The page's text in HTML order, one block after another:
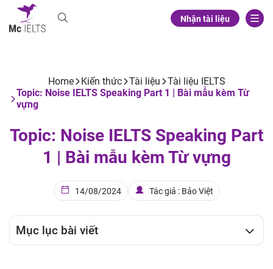
Nhận tài liệu
Home Kiến thức Tài liệu
Tài liệu IELTS
Topic: Noise IELTS Speaking Part 1 | Bài mẫu kèm Từ
vựng
Topic: Noise IELTS Speaking Part
1 | Bài mẫu kèm Từ vựng
14/08/2024 Tác giả : Bảo Việt
Mục lục bài viết